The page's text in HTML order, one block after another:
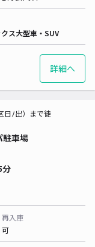
ス大型車・SUV
詳細へ
車場
日ﾉ出）まで徒
分
再入庫
可